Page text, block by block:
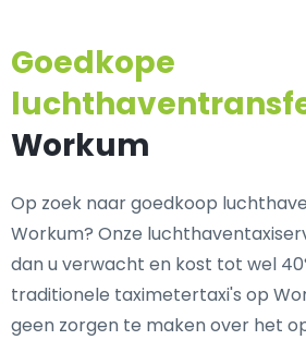
Goedkope
Workum
Op zoek naar goedkoop
Workum? Onze
dan u verwacht en kost tot wel
traditionele taximetertaxi's op
geen zorgen te maken over het